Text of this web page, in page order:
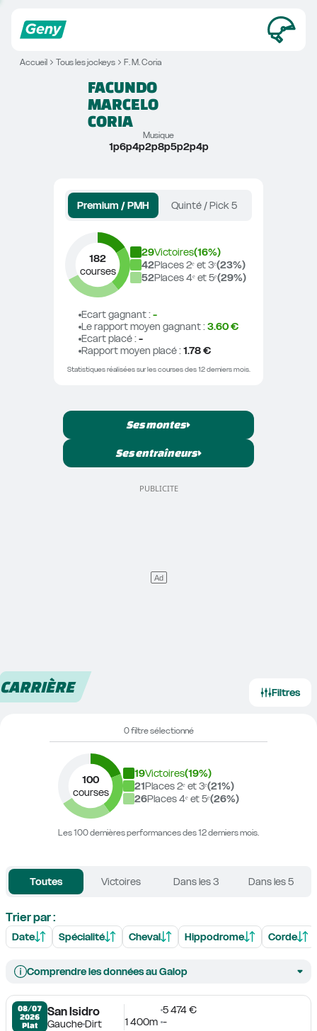
Accueil Tous les jockeys F. M. Coria
FACUNDO
MARCELO
CORIA
Musique
1p6p4p2p8p5p2p4p
Premium / PMH Quinté / Pick 5
182
courses
29Victoires(16%)
42Places 2ᵉ et 3ᵉ(23%)
52Places 4ᵉ et 5ᵉ(29%)
Ecart gagnant : -
Le rapport moyen gagnant : 3.60 €
Ecart placé : -
Rapport moyen placé : 1.78 €
Statistiques réalisées sur les courses des 12 derniers mois.
Ses montes
Ses entraîneurs
CARRIÈRE Filtres
0 filtre sélectionné
100
courses
19Victoires(19%)
21Places 2ᵉ et 3ᵉ(21%)
26Places 4ᵉ et 5ᵉ(26%)
Les 100 dernières performances des 12 derniers mois.
Toutes Victoires Dans les 3 Dans les 5
Trier par :
Date Spécialité Cheval Hippodrome Corde
Comprendre les données au Galop
08/07
2026
Plat
San Isidro
GaucheDirt
5 474 €
1 400m -